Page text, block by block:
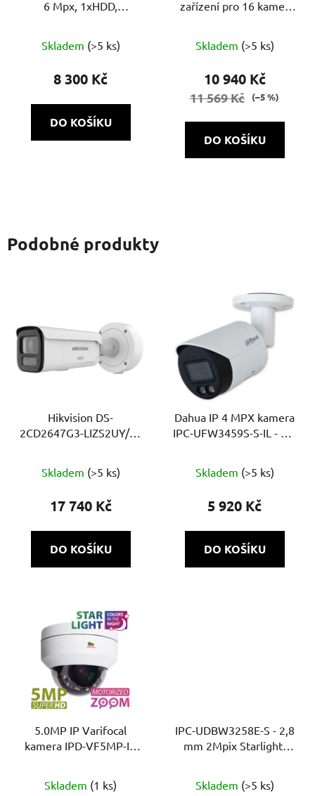
6 Mpx, 1xHDD,
Skladem (>5 ks)
8 300 Kč
DO KOŠÍKU
zařízení pro 16 kamer
Skladem (>5 ks)
10 940 Kč
11 569 Kč (–5 %)
DO KOŠÍKU
Podobné produkty
Hikvision DS-
2CD2647G3-LIZS2UY/SL
Skladem (>5 ks)
17 740 Kč
DO KOŠÍKU
Dahua IP 4 MPX kamera
IPC-UFW3459S-S-IL - 2,8
hodnocení
produktu
5,0
z
Skladem (>5 ks)
5 920 Kč
DO KOŠÍKU
5.0MP IP Varifocal
kamera IPD-VF5MP-IR
hodnocení
Skladem (1 ks)
IPC-UDBW3258E-S - 2,8
mm 2Mpix Starlight,
Skladem (>5 ks)